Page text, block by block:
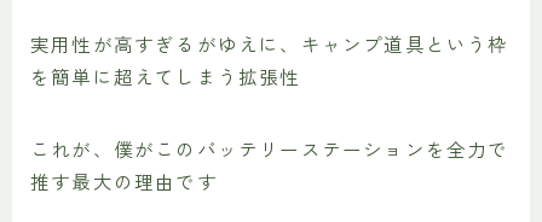
実用性が高すぎるがゆえに、キャンプ道具という枠
を簡単に超えてしまう拡張性
これが、僕がこのバッテリーステーションを全力で
推す最大の理由です